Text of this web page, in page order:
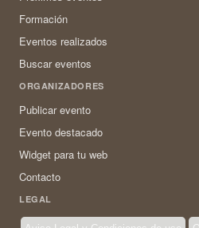
Formación
Eventos realizados
Buscar eventos
ORGANIZADORES
Publicar evento
Evento destacado
Widget para tu web
Contacto
LEGAL